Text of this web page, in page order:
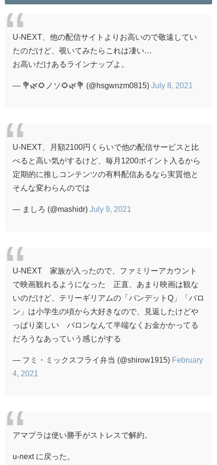
U-NEXT、他の配信サイトよりお高いので敬遠してい
たのだけど、覗いてみたらこれは凄い…
お高いだけあるラインナップよ。
— 💐🌿🌻ノソ🌻🌿💐 (@hsgwnzm0815) July 8, 2021
U-NEXT、月額2100円くらいで他の配信サービスと比
べると高い気がするけど、毎月1200ポイント入るから
定期的に推しコンテンツの有料配信あるなら実質他と
そんな変わらんのでは
— ましろ (@mashidr) July 9, 2021
U-NEXT 家族が入ったので、ファミリーアカウント
で映画観れるようになった 正直、あまり映画は観な
いのだけど、テリーギリアムの「バンデットQ」「バロ
ン」は小学生の頃から大好きなので、見返したけどや
っぱり楽しい バロンなんて半端なくお金かかってる
だろうなあっていう感じがする
— フミ・ミックスフライ弁当 (@shirow1915) February
4, 2021
アマプラは使い勝手がストレスで解約。
u-next に戻った。